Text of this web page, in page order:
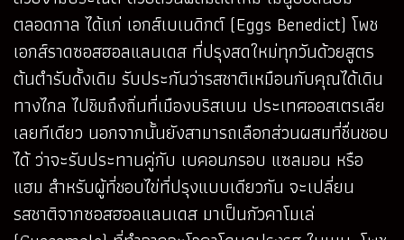
ตลอดกาล ได้แก่ เอกส์เบเนดิกต์ (Eggs Benedict) โพช
เอกส์ราดซอสฮอลแลนเดส ที่ปรุงสดใหม่ทุกวันด้วยสูตร
ต้นตำรับดั้งเดิม รับประกันว่ารสชาติเหมือนกับคุณได้เดิน
ทางไกล ไปชิมถึงถิ่นที่เมืองบริสเบน ประเทศออสเตรเลีย
เลยทีเดียว นอกจากนั้นยังสามารถเลือกส่วนผสมที่ชื่นชอบ
ได้ ว่าจะรับประทานคู่กับ เบคอนกรอบ แซลมอน หรือ
แฮม สำหรับผู้ที่ชอบไข่ที่ปรุงแบบเดียวกัน จะเปลี่ยน
รสชาติจากซอสฮอลแลนเดส มาเป็นกัวคาโมเล่